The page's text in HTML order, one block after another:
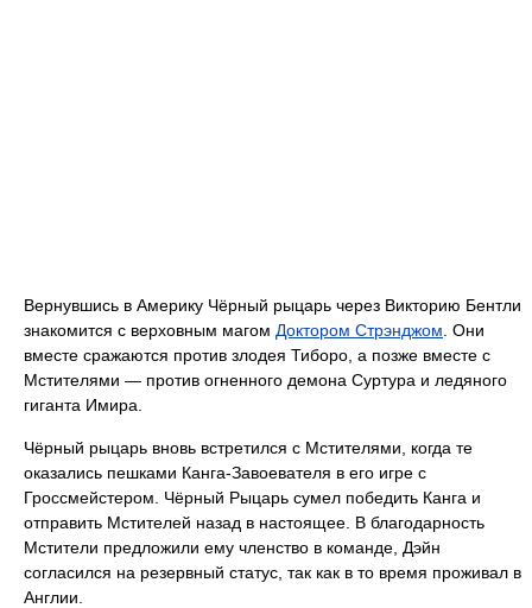
Вернувшись в Америку Чёрный рыцарь через Викторию Бентли
знакомится с верховным магом Доктором Стрэнджом . Они
вместе сражаются против злодея Тиборо, а позже вместе с
Мстителями — против огненного демона Суртура и ледяного
гиганта Имира.
Чёрный рыцарь вновь встретился с Мстителями, когда те
оказались пешками Канга-Завоевателя в его игре с
Гроссмейстером. Чёрный Рыцарь сумел победить Канга и
отправить Мстителей назад в настоящее. В благодарность
Мстители предложили ему членство в команде, Дэйн
согласился на резервный статус, так как в то время проживал в
Англии.